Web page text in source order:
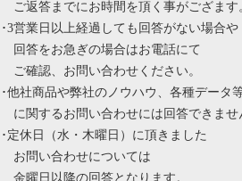
ご返答までにお時間を頂く事がござます
･3営業日以上経過しても回答がない場合や
回答をお急ぎの場合はお電話にて
ご確認、お問い合わせください。
･他社商品や弊社のノウハウ、各種データ
に関するお問い合わせには回答できませ
･定休日（水・木曜日）に頂きました
お問い合わせについては
金曜日以降の回答となります。